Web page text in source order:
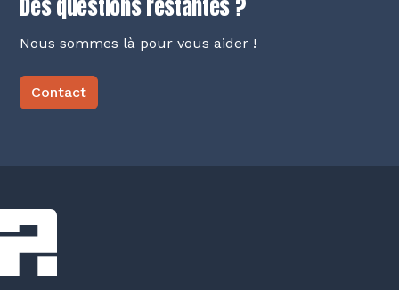
Des questions restantes ?
Nous sommes là pour vous aider !
Contact